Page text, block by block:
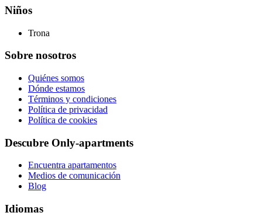
Niños
Trona
Sobre nosotros
Quiénes somos
Dónde estamos
Términos y condiciones
Política de privacidad
Política de cookies
Descubre Only-apartments
Encuentra apartamentos
Medios de comunicación
Blog
Idiomas